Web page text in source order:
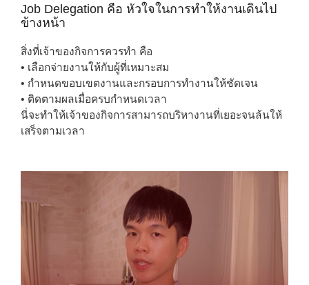
Job Delegation คือ หัวใจในการทำให้งานเดินไป
ข้างหน้า
สิ่งที่เจ้าของกิจการควรทำ คือ
• เลือกจ่ายงานให้กับผู้ที่เหมาะสม
• กำหนดขอบเขตงานและกรอบการทำงานให้ชัดเจน
• ติดตามผลเมื่อครบกำหนดเวลา
นี่จะทำให้เจ้าของกิจการสามารถบริหางานที่เยอะจนล้นให้
เสร็จตามเวลา